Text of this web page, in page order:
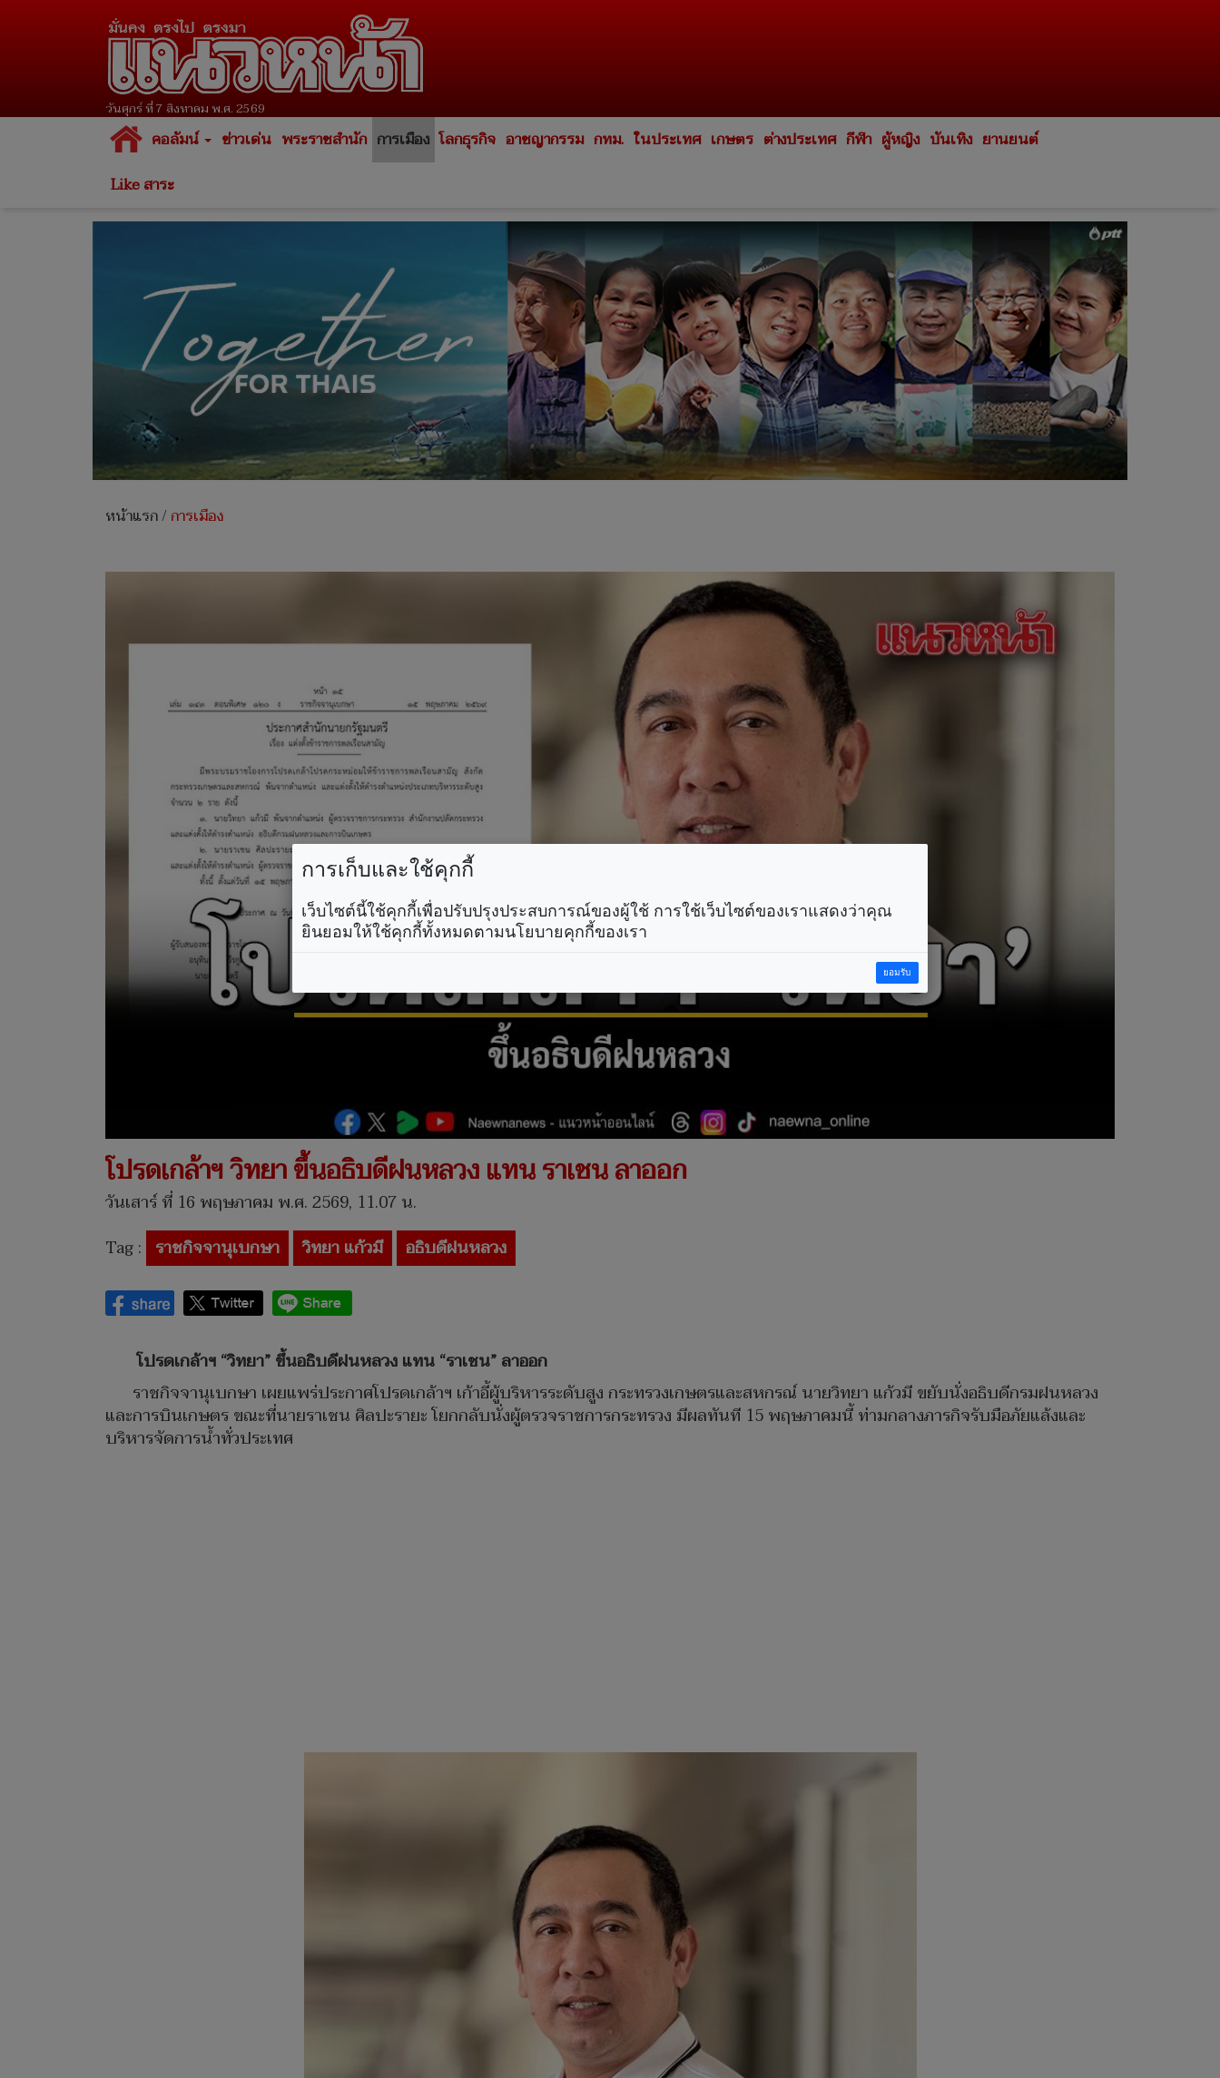
วันศุกร์ ที่ 7 สิงหาคม พ.ศ. 2569
คอลัมน์ ข่าวเด่น พระราชสำนัก การเมือง โลกธุรกิจ อาชญากรรม กทม. ในประเทศ เกษตร ต่างประเทศ กีฬา ผู้หญิง บันเทิง ยานยนต์
Like สาระ
หน้าแรก/การเมือง
โปรดเกล้าฯ วิทยา ขึ้นอธิบดีฝนหลวง แทน ราเชน ลาออก
วันเสาร์ ที่ 16 พฤษภาคม พ.ศ. 2569, 11.07 น.
Tag : ราชกิจจานุเบกษา วิทยา แก้วมี อธิบดีฝนหลวง
โปรดเกล้าฯ “วิทยา” ขึ้นอธิบดีฝนหลวง แทน “ราเชน” ลาออก
ราชกิจจานุเบกษา เผยแพร่ประกาศโปรดเกล้าฯ เก้าอี้ผู้บริหารระดับสูง กระทรวงเกษตรและสหกรณ์ นายวิทยา แก้วมี ขยับนั่งอธิบดีกรมฝนหลวง
และการบินเกษตร ขณะที่นายราเชน ศิลปะรายะ โยกกลับนั่งผู้ตรวจราชการกระทรวง มีผลทันที 15 พฤษภาคมนี้ ท่ามกลางภารกิจรับมือภัยแล้งและ
บริหารจัดการน้ำทั่วประเทศ
การเก็บและใช้คุกกี้
เว็บไซต์นี้ใช้คุกกี้เพื่อปรับปรุงประสบการณ์ของผู้ใช้ การใช้เว็บไซต์ของเราแสดงว่าคุณ
ยินยอมให้ใช้คุกกี้ทั้งหมดตามนโยบายคุกกี้ของเรา
ยอมรับ